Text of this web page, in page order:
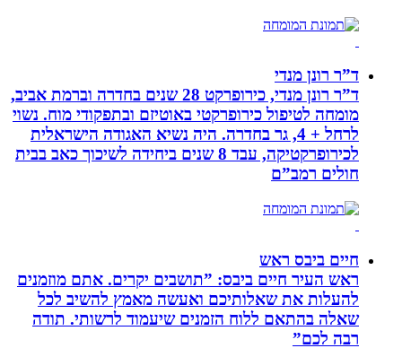
ד”ר רונן מנדי
ד”ר רונן מנדי, כירופרקט 28 שנים בחדרה וברמת אביב,
מומחה לטיפול כירופרקטי באוטיזם ובתפקודי מוח. נשוי
לרחל + 4, גר בחדרה. היה נשיא האגודה הישראלית
לכירופרקטיקה, עבד 8 שנים ביחידה לשיכוך כאב בבית
חולים רמב”ם
חיים ביבס ראש
ראש העיר חיים ביבס: ”תושבים יקרים. אתם מוזמנים
להעלות את שאלותיכם ואעשה מאמץ להשיב לכל
שאלה בהתאם ללוח הזמנים שיעמוד לרשותי. תודה
רבה לכם”